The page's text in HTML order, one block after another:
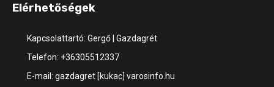
Elérhetőségek
Kapcsolattartó: Gergő | Gazdagrét
Telefon: +36305512337
E-mail: gazdagret [kukac] varosinfo.hu